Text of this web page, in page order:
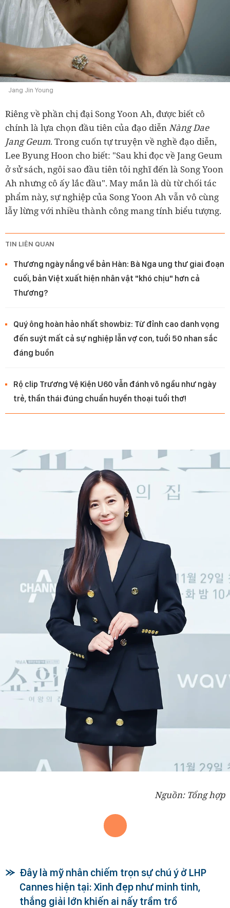
Jang Jin Young
Riêng về phần chị đại Song Yoon Ah, được biết cô
chính là lựa chọn đầu tiên của đạo diễn Nàng Dae
Jang Geum. Trong cuốn tự truyện về nghề đạo diễn,
Lee Byung Hoon cho biết: "Sau khi đọc về Jang Geum
ở sử sách, ngôi sao đầu tiên tôi nghĩ đến là Song Yoon
Ah nhưng cô ấy lắc đầu". May mắn là dù từ chối tác
phẩm này, sự nghiệp của Song Yoon Ah vẫn vô cùng
lẫy lừng với nhiều thành công mang tính biểu tượng.
TIN LIÊN QUAN
Thương ngày nắng về bản Hàn: Bà Nga ung thư giai đoạn
cuối, bản Việt xuất hiện nhân vật "khó chịu" hơn cả
Thương?
Quý ông hoàn hảo nhất showbiz: Từ đỉnh cao danh vọng
đến suýt mất cả sự nghiệp lẫn vợ con, tuổi 50 nhan sắc
đáng buồn
Rộ clip Trương Vệ Kiện U60 vẫn đánh võ ngầu như ngày
trẻ, thần thái đúng chuẩn huyền thoại tuổi thơ!
Nguồn: Tổng hợp
Đây là mỹ nhân chiếm trọn sự chú ý ở LHP
Cannes hiện tại: Xinh đẹp như minh tinh,
thắng giải lớn khiến ai nấy trầm trồ